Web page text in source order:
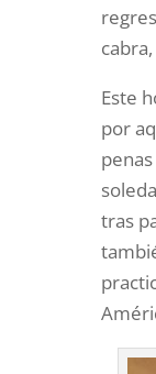
Este
por
tras